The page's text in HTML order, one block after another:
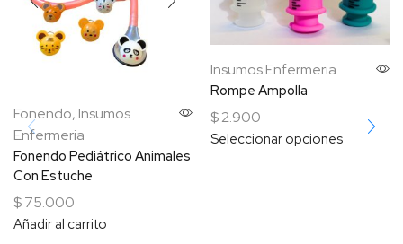
Fonendo, Insumos
Enfermeria
Fonendo Pediátrico Animales
Con Estuche
$75.000
Añadir al carrito
Insumos Enfermeria
Rompe Ampolla
$2.900
Seleccionar opciones